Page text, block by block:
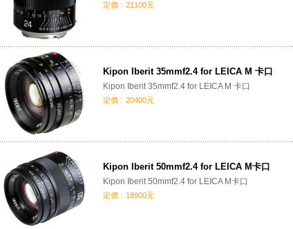
定價﹕21100元
Kipon Iberit 35mmf2.4 for LEICA M 卡口
Kipon Iberit 35mmf2.4 for LEICA M 卡口
定價﹕20400元
Kipon Iberit 50mmf2.4 for LEICA M卡口
Kipon Iberit 50mmf2.4 for LEICA M卡口
定價﹕18900元